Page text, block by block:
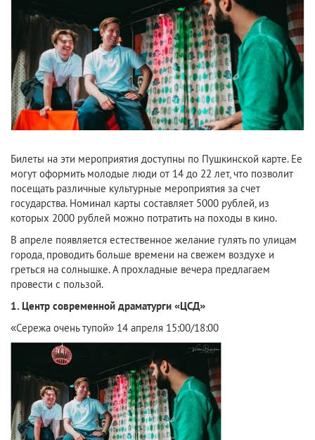
Билеты на эти мероприятия доступны по Пушкинской карте. Ее
могут оформить молодые люди от 14 до 22 лет, что позволит
посещать различные культурные мероприятия за счет
государства. Номинал карты составляет 5000 рублей, из
которых 2000 рублей можно потратить на походы в кино.
В апреле появляется естественное желание гулять по улицам
города, проводить больше времени на свежем воздухе и
греться на солнышке. А прохладные вечера предлагаем
провести с пользой.
1. Центр современной драматурги «ЦСД»
«Сережа очень тупой» 14 апреля 15:00/18:00